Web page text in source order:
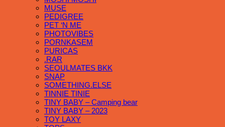
MUSE
PEDIGREE
PET ‘N ME
PHOTOVIBES
PORNKASEM
PURICAS
.RAR
SEOULMATES BKK
SNAP
SOMETHING.ELSE
TINNIE TINIE
TINY BABY – Camping bear
TINY BABY – 2023
TOY LAXY